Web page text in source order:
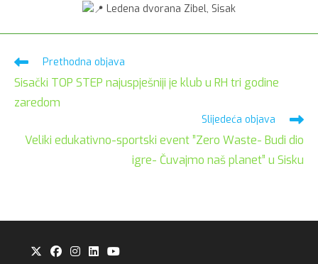
Ledena dvorana Zibel, Sisak
Pročitaj
članaka
Prethodna objava
Sisački TOP STEP najuspješniji je klub u RH tri godine
zaredom
Slijedeća objava
Veliki edukativno-sportski event ”Zero Waste- Budi dio
igre- Čuvajmo naš planet” u Sisku